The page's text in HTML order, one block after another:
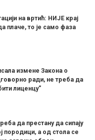
на вртић: НИЈЕ крај
плаче, то је само фаза
измене Закона о
ради, не треба да
лиценцу”
да престану да сипају
породици, а од стола се